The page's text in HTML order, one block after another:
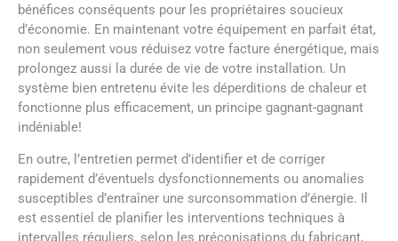
bénéfices conséquents pour les propriétaires soucieux
d’économie. En maintenant votre équipement en parfait état,
non seulement vous réduisez votre facture énergétique, mais
prolongez aussi la durée de vie de votre installation. Un
système bien entretenu évite les déperditions de chaleur et
fonctionne plus efficacement, un principe gagnant-gagnant
indéniable!
En outre, l’entretien permet d’identifier et de corriger
rapidement d’éventuels dysfonctionnements ou anomalies
susceptibles d’entraîner une surconsommation d’énergie. Il
est essentiel de planifier les interventions techniques à
intervalles réguliers, selon les préconisations du fabricant,